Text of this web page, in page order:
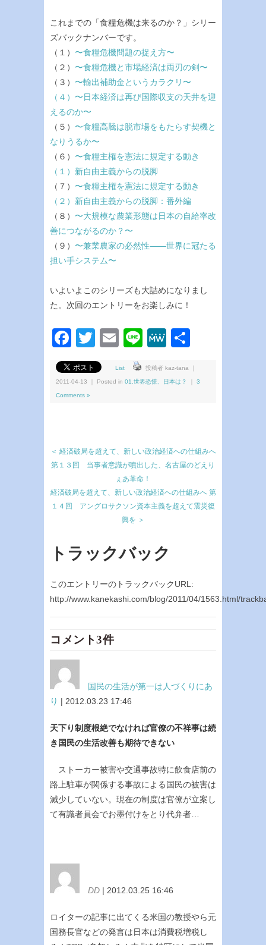
これまでの「食糧危機は来るのか？」シリー
ズバックナンバーです。
（１） 〜食糧危機問題の捉え方〜
（２） 〜食糧危機と市場経済は両刃の剣〜
（３） 〜輸出補助金というカラクリ〜
（４） 〜日本経済は再び国際収支の天井を迎
えるのか〜
（５） 〜食糧高騰は脱市場をもたらす契機と
なりうるか〜
（６） 〜食糧主権を憲法に規定する動き
（１）新自由主義からの脱脚
（７） 〜食糧主権を憲法に規定する動き
（２）新自由主義からの脱脚：番外編
（８） 〜大規模な農業形態は日本の自給率改
善につながるのか？〜
（９） 〜兼業農家の必然性——世界に冠たる
担い手システム〜
いよいよこのシリーズも大詰めになりまし
た。次回のエントリーをお楽しみに！
Facebook
Twitter
EmailLineMeWe
List 投稿者 kaz-tana ｜
2011-04-13 ｜ Posted in 01.世界恐慌、日本は？ 3
Comments »
＜ 経済破局を超えて、新しい政治経済への仕組みへ
第１３回 当事者意識が噴出した、名古屋のどえり
ぇあ革命！
経済破局を超えて、新しい政治経済への仕組みへ 第
１４回 アングロサクソン資本主義を超えて震災復
興を ＞
トラックバック
このエントリーのトラックバックURL:
http://www.kanekashi.com/blog/2011/04/1563.html/
コメント3件
国民の生活が第一は人づくりにあ
り | 2012.03.23 17:46
天下り制度根絶でなければ官僚の不祥事は続
き国民の生活改善も期待できない
ストーカー被害や交通事故特に飲食店前の
路上駐車が関係する事故による国民の被害は
減少していない。現在の制度は官僚が立案し
て有識者員会でお墨付けをとり代弁者…
DD | 2012.03.25 16:46
ロイターの記事に出てくる米国の教授やら元
国務長官などの発言は日本は消費税増税し